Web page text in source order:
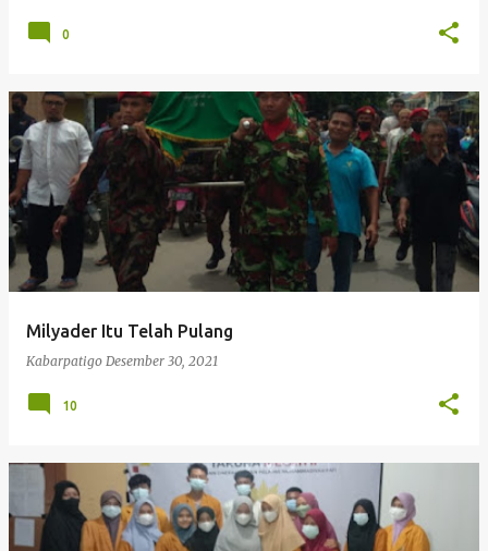
0
Milyader Itu Telah Pulang
Kabarpatigo Desember 30, 2021
10
Kabarpatigo Mengucapkan